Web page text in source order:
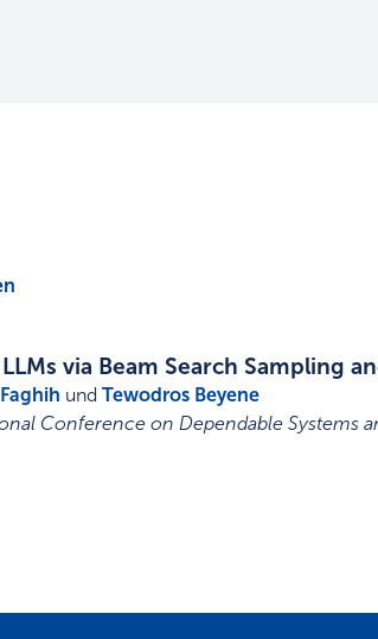
via Beam Search Sampling
und Tewodros Beyene
Conference on Dependable Systems